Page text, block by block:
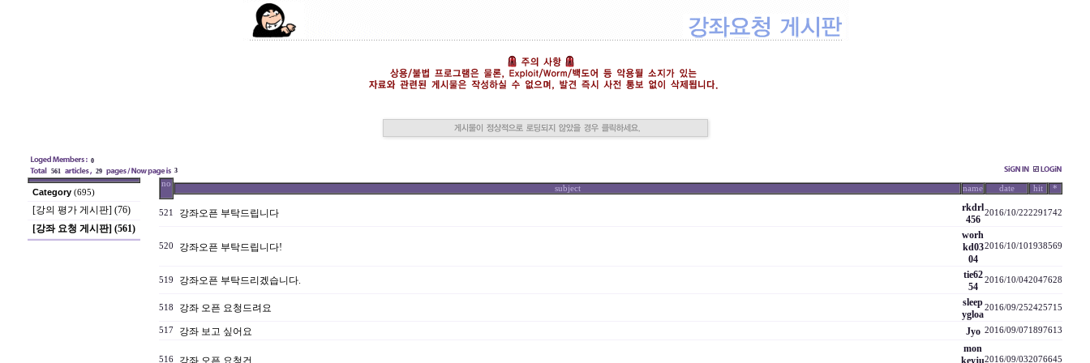
0
561
29 3
Category (695)
[강의 평가 게시판] (76)
[강좌 요청 게시판] (561)
no
subject name date hit *
521 강좌오픈 부탁드립니다
rkdrl
456
2016/10/222291 742
520 강좌오픈 부탁드립니다!
worh
kd03
04
2016/10/101938569
519 강좌오픈 부탁드리겠습니다.
tie62
54
2016/10/042047628
518 강좌 오픈 요청드려요
sleep
ygloa
2016/09/252425715
517 강좌 보고 싶어요 Jyo 2016/09/071897613
516 강좌 오픈 요청건
mon
keyju2016/09/032076645